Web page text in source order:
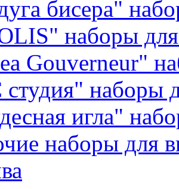
бисера"
наборы
Gouverneur"
наборы
игла"
наборы для